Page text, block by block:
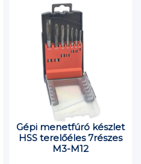
Gépi menetfúró készlet
HSS terelőéles 7részes
M3-M12